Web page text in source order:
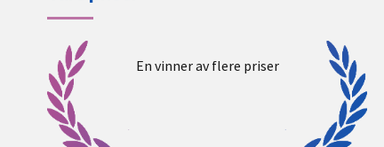
En vinner av flere priser